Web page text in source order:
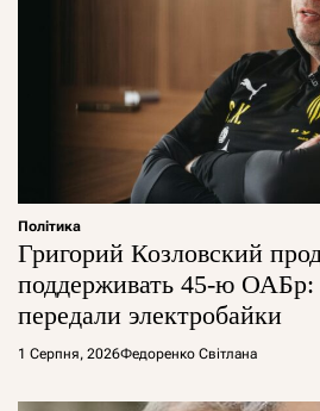
Політика
Григорий Козловский
поддерживать 45-ю
передали электробайки
1 Серпня, 2026Федоренко Світлана